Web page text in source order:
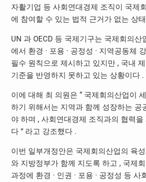
자활기업 등 사회연대경제 조직이 국제
에 참여할 수 있는 법적 근거가 없는 상
UN 과 OECD 등 국제기구는 국제회의산
에서 환경 · 포용 · 공정성 · 지역공동체
필수 원칙으로 제시하고 있지만 , 국내
기준을 반영하지 못하고 있는 상황이다 .
이에 대해 최 의원은 “ 국제회의산업이
하기 위해서는 지역과 함께 성장하는 공
야 하며 , 사회연대경제 조직과의 협력
다 ” 라고 강조했다 .
이번 일부개정안은 국제회의산업의 육
와 지방정부가 함께 지도록 하고 , 국제
과정에 환경 · 인권 · 포용 · 공정성 등